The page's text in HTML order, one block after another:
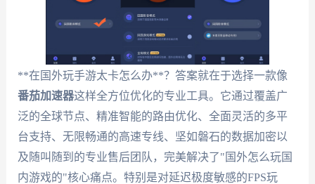
**在国外玩手游太卡怎么办**？答案就在于选择一款像
番茄加速器这样全方位优化的专业工具。它通过覆盖广
泛的全球节点、精准智能的路由优化、全面灵活的多平
台支持、无限畅通的高速专线、坚如磐石的数据加密以
及随叫随到的专业售后团队，完美解决了"国外怎么玩国
内游戏的"核心痛点。特别是对延迟极度敏感的FPS玩